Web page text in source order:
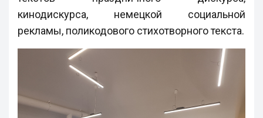
кинодискурса, немецкой социальной
рекламы, поликодового стихотворного текста.